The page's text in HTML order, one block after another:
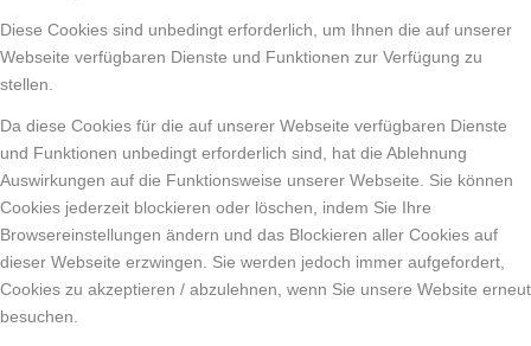
Diese Cookies sind unbedingt erforderlich, um Ihnen die auf unserer
Webseite verfügbaren Dienste und Funktionen zur Verfügung zu
stellen.
Da diese Cookies für die auf unserer Webseite verfügbaren Dienste
und Funktionen unbedingt erforderlich sind, hat die Ablehnung
Auswirkungen auf die Funktionsweise unserer Webseite. Sie können
Cookies jederzeit blockieren oder löschen, indem Sie Ihre
Browsereinstellungen ändern und das Blockieren aller Cookies auf
dieser Webseite erzwingen. Sie werden jedoch immer aufgefordert,
Cookies zu akzeptieren / abzulehnen, wenn Sie unsere Website erneut
besuchen.